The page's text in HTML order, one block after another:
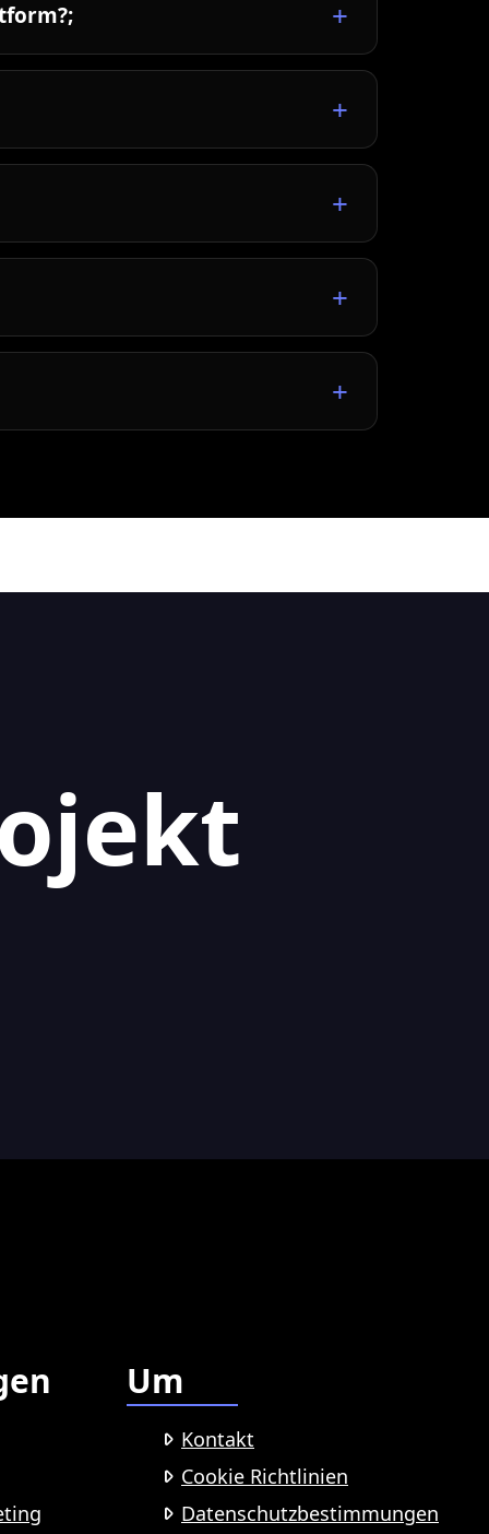
Um
Kontakt
Cookie Richtlinien
Datenschutzbestimmungen